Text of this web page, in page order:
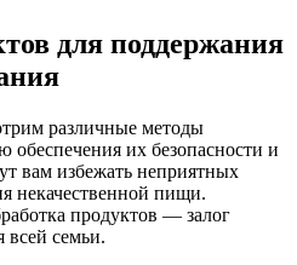
для поддержания
различные методы
обеспечения их безопасности и
вам избежать неприятных
некачественной пищи.
продуктов — залог
всей семьи.